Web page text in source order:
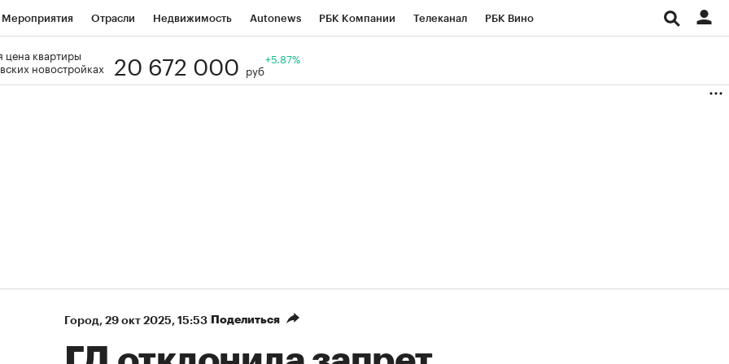
Мероприятия Отрасли Недвижимость Autonews РБК Компании Телеканал РБК Вино
Визионеры
цена квартиры
новостройках
20 672 000 руб
+5.87%
Город⁠, 29 окт 2025, 15:53 Поделиться